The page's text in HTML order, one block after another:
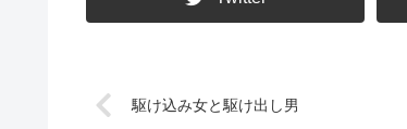
駆け込み女と駆け出し男